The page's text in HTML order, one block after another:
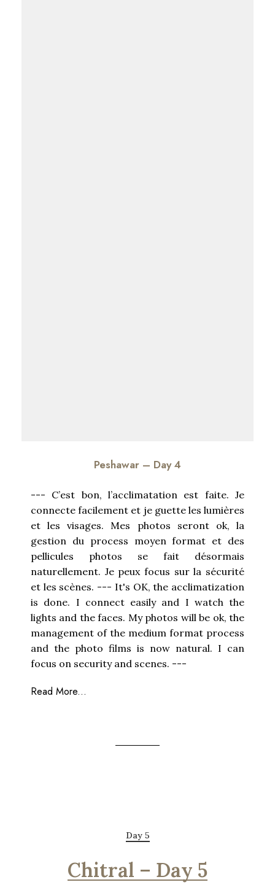
Peshawar – Day 4
--- C’est bon, l’acclimatation est faite. Je
connecte facilement et je guette les lumières
et les visages. Mes photos seront ok, la
gestion du process moyen format et des
pellicules photos se fait désormais
naturellement. Je peux focus sur la sécurité
et les scènes. --- It's OK, the acclimatization
is done. I connect easily and I watch the
lights and the faces. My photos will be ok, the
management of the medium format process
and the photo films is now natural. I can
focus on security and scenes. ---
Read More...
Day 5
Chitral – Day 5